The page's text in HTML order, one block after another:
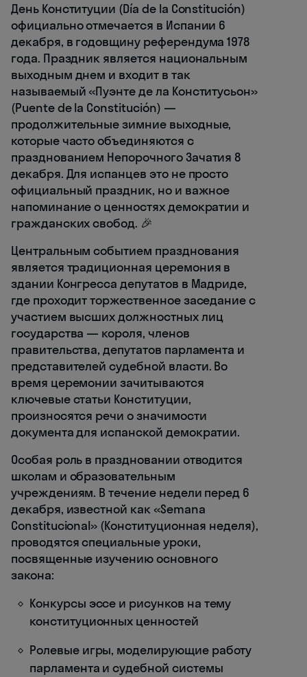
День Конституции (Día de la Constitución)
официально отмечается в Испании 6
декабря, в годовщину референдума 1978
года. Праздник является национальным
выходным днем и входит в так
называемый «Пуэнте де ла Конститусьон»
(Puente de la Constitución) —
продолжительные зимние выходные,
которые часто объединяются с
празднованием Непорочного Зачатия 8
декабря. Для испанцев это не просто
официальный праздник, но и важное
напоминание о ценностях демократии и
гражданских свобод. 🎉
Центральным событием празднования
является традиционная церемония в
здании Конгресса депутатов в Мадриде,
где проходит торжественное заседание с
участием высших должностных лиц
государства — короля, членов
правительства, депутатов парламента и
представителей судебной власти. Во
время церемонии зачитываются
ключевые статьи Конституции,
произносятся речи о значимости
документа для испанской демократии.
Особая роль в праздновании отводится
школам и образовательным
учреждениям. В течение недели перед 6
декабря, известной как «Semana
Constitucional» (Конституционная неделя),
проводятся специальные уроки,
посвященные изучению основного
закона:
Конкурсы эссе и рисунков на тему
конституционных ценностей
Ролевые игры, моделирующие работу
парламента и судебной системы